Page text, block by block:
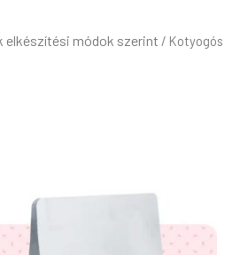
elkészítési módok szerint / Kotyogós
Ártartomány:
Ennek